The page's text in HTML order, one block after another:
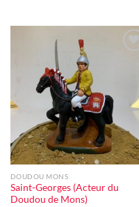
DOUDOU MONS
Saint-Georges (Acteur du
Doudou de Mons)